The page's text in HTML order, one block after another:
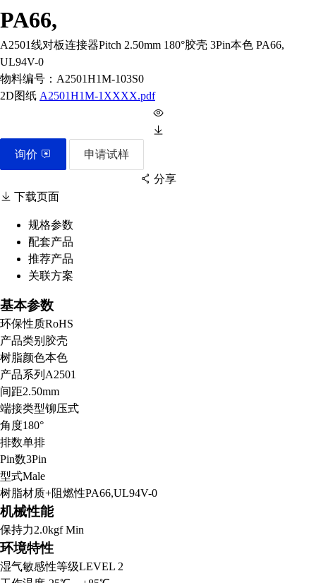
PA66,
A2501线对板连接器Pitch 2.50mm 180°胶壳 3Pin本色 PA66,
UL94V-0
物料编号： A2501H1M-103S0
2D图纸 A2501H1M-1XXXX.pdf
询价 申请试样
分享
下载页面
规格参数
配套产品
推荐产品
关联方案
基本参数
环保性质RoHS
产品类别 胶壳
树脂颜色本色
产品系列 A2501
间距2.50mm
端接类型铆压式
角度180°
排数单排
Pin数3Pin
型式Male
树脂材质+阻燃性PA66,UL94V-0
机械性能
保持力2.0kgf Min
环境特性
湿气敏感性等级LEVEL 2